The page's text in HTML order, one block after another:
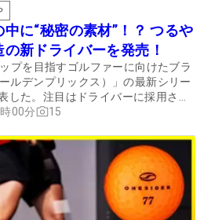
に“秘密の素材”！？ つるや
新ドライバーを発売！
プを目指すゴルファーに向けたブラ
ルデンプリックス）」の最新シリー
した。注目はドライバーに採用され
パワーレイヤーカーボンフェース」
していると言う。
00分 15